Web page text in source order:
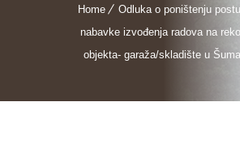
Home
Odluka o poništenju
nabavke izvođenja radova na
objekta- garaža/skladište u